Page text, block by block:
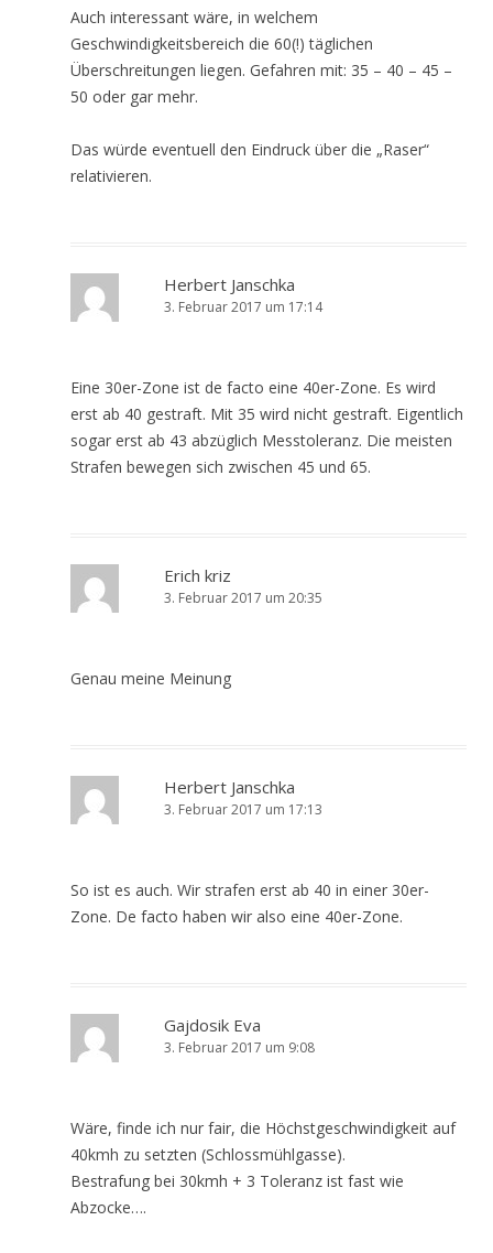
Auch interessant wäre, in welchem
Geschwindigkeitsbereich die 60(!) täglichen
Überschreitungen liegen. Gefahren mit: 35 – 40 – 45 –
50 oder gar mehr.
Das würde eventuell den Eindruck über die „Raser“
relativieren.
Herbert Janschka
3. Februar 2017 um 17:14
Eine 30er-Zone ist de facto eine 40er-Zone. Es wird
erst ab 40 gestraft. Mit 35 wird nicht gestraft. Eigentlich
sogar erst ab 43 abzüglich Messtoleranz. Die meisten
Strafen bewegen sich zwischen 45 und 65.
Erich kriz
3. Februar 2017 um 20:35
Genau meine Meinung
Herbert Janschka
3. Februar 2017 um 17:13
So ist es auch. Wir strafen erst ab 40 in einer 30er-
Zone. De facto haben wir also eine 40er-Zone.
Gajdosik Eva
3. Februar 2017 um 9:08
Wäre, finde ich nur fair, die Höchstgeschwindigkeit auf
40kmh zu setzten (Schlossmühlgasse).
Bestrafung bei 30kmh + 3 Toleranz ist fast wie
Abzocke….